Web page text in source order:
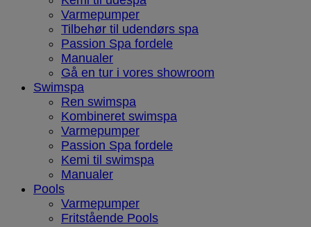
Varmepumper
Tilbehør til udendørs spa
Passion Spa fordele
Manualer
Gå en tur i vores showroom
Swimspa
Ren swimspa
Kombineret swimspa
Varmepumper
Passion Spa fordele
Kemi til swimspa
Manualer
Pools
Varmepumper
Fritstående Pools